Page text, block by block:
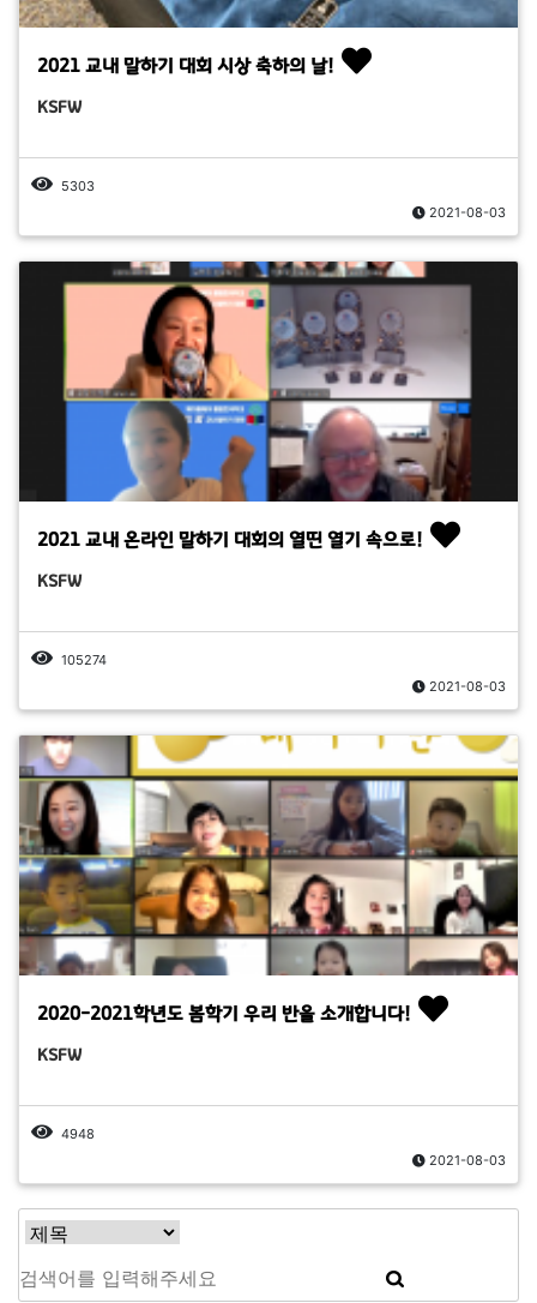
2021 교내 말하기 대회 시상 축하의 날!
KSFW
5303
2021-08-03
2021 교내 온라인 말하기 대회의 열띤 열기 속으로!
KSFW
105274
2021-08-03
2020-2021학년도 봄학기 우리 반을 소개합니다!
KSFW
4948
2021-08-03